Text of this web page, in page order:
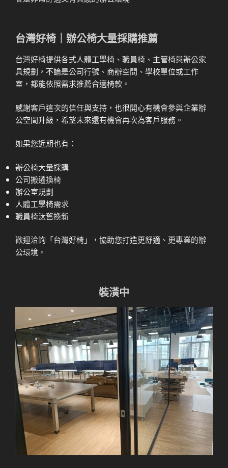
台灣好椅｜辦公椅大量採購推薦
台灣好椅提供各式人體工學椅、職員椅、主管椅與辦公家
具規劃，不論是公司行號、商辦空間、學校單位或工作
室，都能依照需求推薦合適椅款。
感謝客戶這次的信任與支持，也很開心有機會參與企業辦
公空間升級，希望未來還有機會再次為客戶服務。
如果您近期也有：
辦公椅大量採購
公司搬遷換椅
辦公室規劃
人體工學椅需求
職員椅汰舊換新
歡迎洽詢「台灣好椅」，協助您打造更舒適、更專業的辦
公環境。
裝潢中